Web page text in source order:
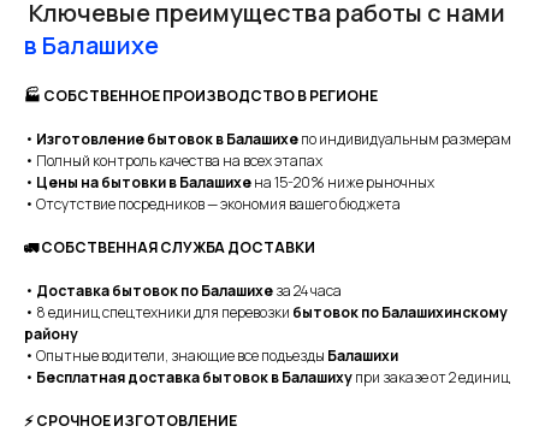
Ключевые преимущества работы с нами
в Балашихе
🏭 СОБСТВЕННОЕ ПРОИЗВОДСТВО В РЕГИОНЕ
• Изготовление бытовок в Балашихепо индивидуальным размерам
• Полный контроль качества на всех этапах
• Цены на бытовки в Балашихена 15-20% ниже рыночных
• Отсутствие посредников — экономия вашего бюджета
🚛 СОБСТВЕННАЯ СЛУЖБА ДОСТАВКИ
• Доставка бытовок по Балашихеза 24 часа
• 8 единиц спецтехники для перевозки бытовок по Балашихинскому
району
• Опытные водители, знающие все подъезды Балашихи
• Бесплатная доставка бытовок в Балашихупри заказе от 2 единиц
⚡ СРОЧНОЕ ИЗГОТОВЛЕНИЕ